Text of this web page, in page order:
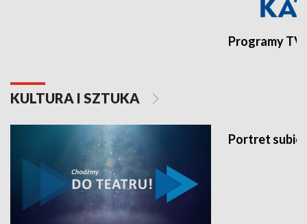
Programy
KULTURA I SZTUKA
Portret